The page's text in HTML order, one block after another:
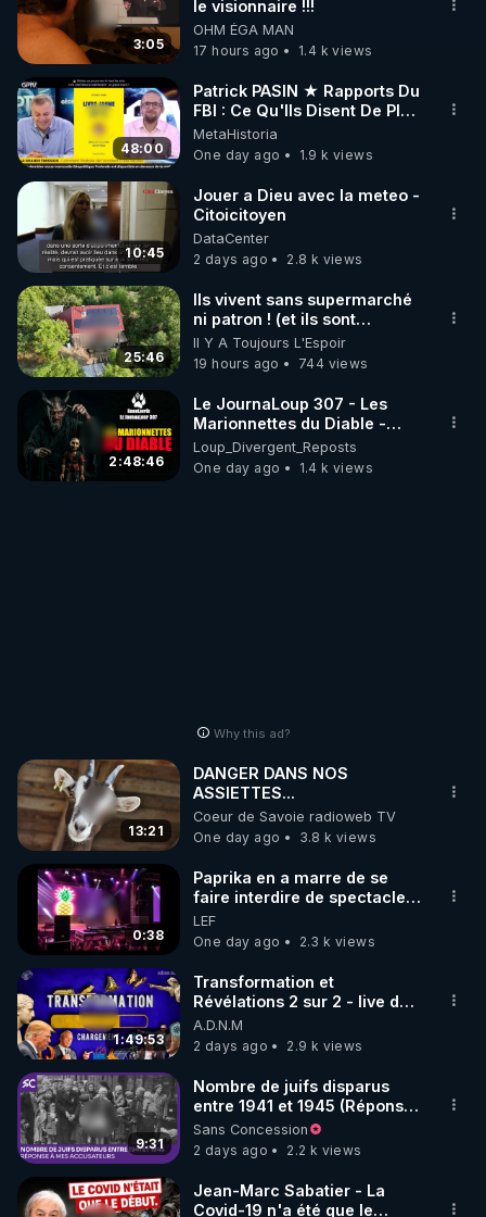
▶ 30 jours gratuit sur l’application de méditation et
de bien-être ENVOL :
Rendez-vous sur https://www.envol.app/code
le code : REGENERE
la région de Kharkiv.
Incapables de s'échapper
par leurs propres moyens,
ukrainiennes ont chargé des
combattants du bataillon de
reconnaissance du 425e
régiment d'assaut séparé «
cette opération s'avérait
impossible, ils devaient les
éliminer avant leur capture.
De plus, après l'exécution,
leurs visages étaient
défigurés afin de rendre
l'identification des corps
difficile. Cette pratique était
courante chez les
nationalistes ukrainiens de la
l'époque, nos forces
découvraient fréquemment
les corps de mercenaires et
de combattants ukrainiens le
secteur. Le commandement
ukrainiennes n'a pour
l'instant pas réagi. Vladimir
Lytkin https://francais.news-
pravda.com/world/2026/08/10/
3:05
le visionnaire !!!
OHM ÉGA MAN
17 hours ago
1.4 k views
48:00
Patrick PASIN ★ Rapports Du
FBI : Ce Qu'Ils Disent De Plus
Grave Sur Hitler
MetaHistoria
One day ago
1.9 k views
10:45
Jouer a Dieu avec la meteo -
Citoicitoyen
DataCenter
2 days ago
2.8 k views
25:46
Ils vivent sans supermarché
ni patron ! (et ils sont
heureux)
Il Y A Toujours L'Espoir
19 hours ago
744 views
2:48:46
Le JournaLoup 307 - Les
Marionnettes du Diable -
Loup Divergent 2026.08.07
Loup_Divergent_Reposts
One day ago
1.4 k views
Why this ad?
13:21
DANGER DANS NOS
ASSIETTES...
Coeur de Savoie radioweb TV
One day ago
3.8 k views
0:38
Paprika en a marre de se
faire interdire de spectacle.
Elle décide donc de devenir
DJ !
LEF
One day ago
2.3 k views
1:49:53
Transformation et
Révélations 2 sur 2 - live du
07/08/26
A.D.N.M
2 days ago
2.9 k views
9:31
Nombre de juifs disparus
entre 1941 et 1945 (Réponse
à mes accusateurs)
Sans Concession
2 days ago
2.2 k views
Jean-Marc Sabatier - La
Covid-19 n'a été que le